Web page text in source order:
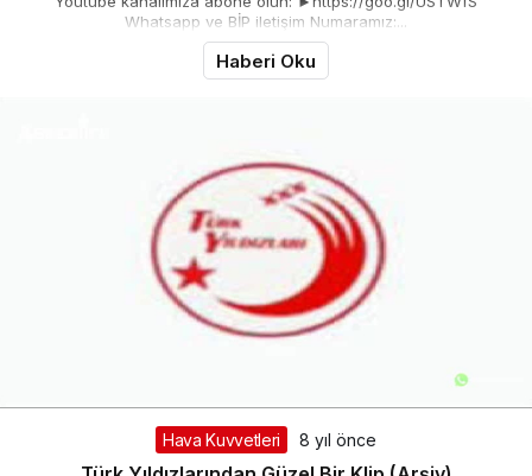
Whatsapp ve BİP iletişim Numaramız:...
Haberi Oku
Hava Kuvvetleri 8 yıl önce